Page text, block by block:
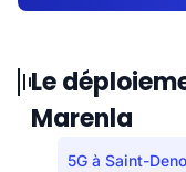
Le
Marenla
5G à Saint-